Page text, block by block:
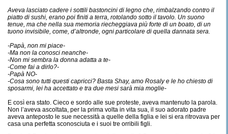
Aveva lasciato cadere i sottili bastoncini di legno che, rimbalzando contro il
piatto di sushi, erano poi finiti a terra, rotolando sotto il tavolo. Un suono
tenue, ma che nella sua memoria riecheggiava più forte di un boato, di un
tuono invisibile, come, d’altronde, ogni particolare di quella dannata sera.
-Papà, non mi piace-
-Ma non la conosci neanche-
-Non mi sembra la donna adatta a te-
-Come fai a dirlo?-
-Papà NO-
-Cosa sono tutti questi capricci? Basta Shay, amo Rosaly e le ho chiesto di
sposarmi, lei ha accettato e tra due mesi sarà mia moglie-
E così era stato. Cieco e sordo alle sue proteste, aveva mantenuto la parola.
Non l’aveva ascoltata, per la prima volta in vita sua, il suo adorato padre
aveva anteposto le sue necessità a quelle della figlia e lei si era ritrovava per
casa una perfetta sconosciuta e i suoi tre orribili figli.